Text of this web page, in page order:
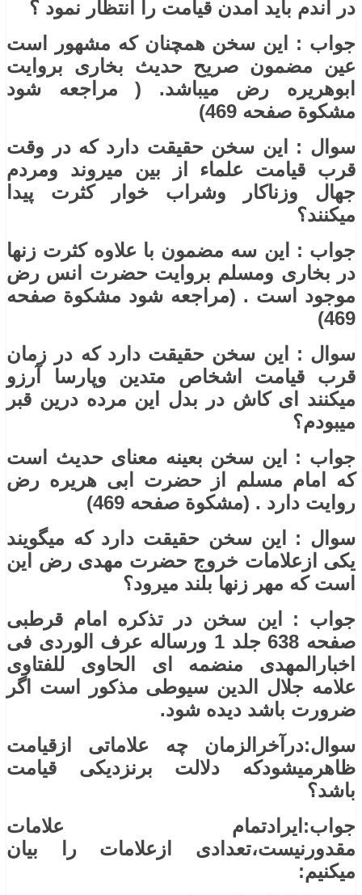
در آندم باید آمدن قیامت را انتظار نمود ؟
جواب : این سخن همچنان که مشهور است
عین مضمون صریح حدیث بخاری بروایت
ابوهریره رض میباشد. ( مراجعه شود
مشکوة صفحه 469)
سوال : این سخن حقیقت دارد که در وقت
قرب قیامت علماء از بین میروند ومردم
جهال وزناکار وشراب خوار کثرت پیدا
میکنند؟
جواب : این سه مضمون با علاوه کثرت زنها
در بخاری ومسلم بروایت حضرت انس رض
موجود است . (مراجعه شود مشکوة صفحه
469)
سوال : این سخن حقیقت دارد که در زمان
قرب قیامت اشخاص متدین وپارسا آرزو
میکنند ای کاش در بدل این مرده درین قبر
میبودم؟
جواب : این سخن بعینه معنای حدیث است
که امام مسلم از حضرت ابی هریره رض
روایت دارد . (مشکوة صفحه 469)
سوال : این سخن حقیقت دارد که میگویند
یکی ازعلامات خروج حضرت مهدی رض این
است که مهر زنها بلند میرود؟
جواب : این سخن در تذکره امام قرطبی
صفحه 638 جلد 1 ورساله عرف الوردی فی
اخبارالمهدی منضمه ای الحاوی للفتاوی
علامه جلال الدین سیوطی مذکور است اگر
ضرورت باشد دیده شود.
سوال:درآخرالزمان چه علاماتی ازقیامت
ظاهرمیشودکه دلالت برنزدیکی قیامت
باشد؟
جواب:ایرادتمام علامات
مقدورنیست،تعدادی ازعلامات را بیان
میکنیم: